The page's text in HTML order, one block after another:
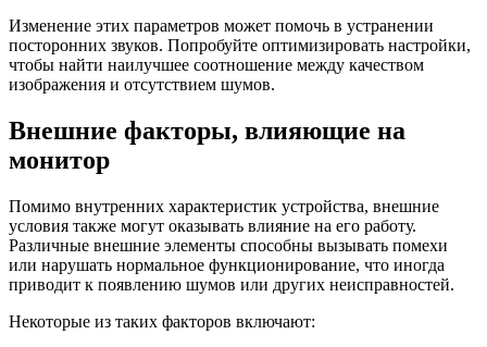
Изменение этих параметров может помочь в устранении
посторонних звуков. Попробуйте оптимизировать настройки,
чтобы найти наилучшее соотношение между качеством
изображения и отсутствием шумов.
Внешние факторы, влияющие на
монитор
Помимо внутренних характеристик устройства, внешние
условия также могут оказывать влияние на его работу.
Различные внешние элементы способны вызывать помехи
или нарушать нормальное функционирование, что иногда
приводит к появлению шумов или других неисправностей.
Некоторые из таких факторов включают: